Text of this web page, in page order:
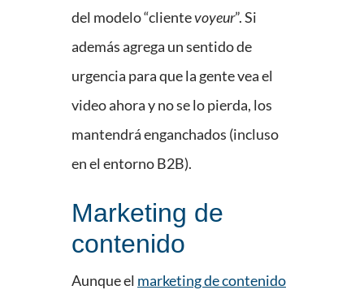
del modelo “clientevoyeur”. Si
además agrega un sentido de
urgencia para que la gente vea el
video ahora y no se lo pierda, los
mantendrá enganchados (incluso
en el entorno B2B).
Marketing de
contenido
Aunque el marketing de contenido